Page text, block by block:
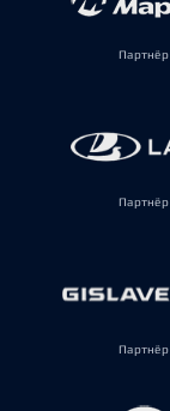
Партнёр
Партнёр
Партнёр